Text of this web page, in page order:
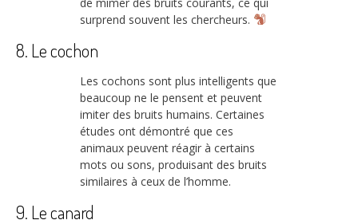
surprend souvent les chercheurs.
8. Le cochon
Les cochons sont plus intelligents que
beaucoup ne le pensent et peuvent
imiter des bruits humains. Certaines
études ont démontré que ces
animaux peuvent réagir à certains
mots ou sons, produisant des bruits
similaires à ceux de l’homme.
9. Le canard